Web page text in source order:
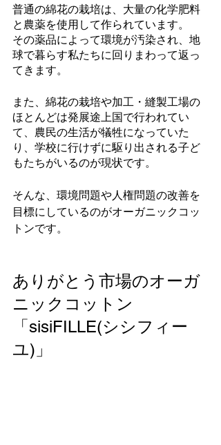
普通の綿花の栽培は、大量の化学肥料
と農薬を使用して作られています。
その薬品によって環境が汚染され、地
球で暮らす私たちに回りまわって返っ
てきます。
また、綿花の栽培や加工・縫製工場の
ほとんどは発展途上国で行われてい
て、農民の生活が犠牲になっていた
り、学校に行けずに駆り出される子ど
もたちがいるのが現状です。
そんな、環境問題や人権問題の改善を
目標にしているのがオーガニックコッ
トンです。
ありがとう市場のオーガ
ニックコットン
「sisiFILLE(シシフィー
ユ)」